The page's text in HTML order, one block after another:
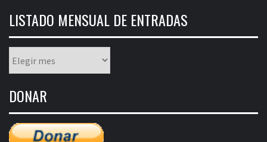
LISTADO MENSUAL DE ENTRADAS
mensual
entradas
DONAR